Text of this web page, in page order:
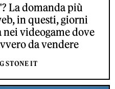
La domanda più
in questi, giorni
videogame dove
da vendere
STONE IT